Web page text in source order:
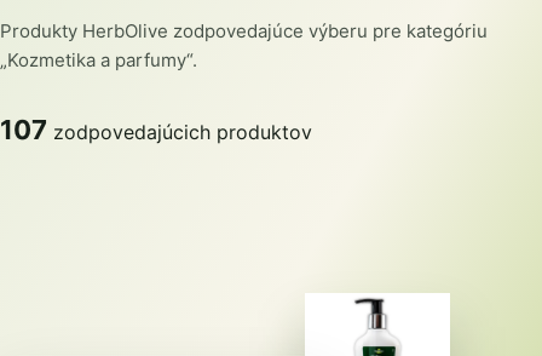
Produkty HerbOlive zodpovedajúce výberu pre kategóriu
„Kozmetika a parfumy“.
107 zodpovedajúcich produktov